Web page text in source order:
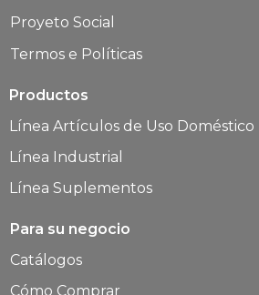
Proyeto Social
Termos e Políticas
Productos
Línea Artículos de Uso Doméstico
Línea Industrial
Línea Suplementos
Para su negocio
Catálogos
Cómo Comprar